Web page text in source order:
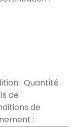
: Quantité
de
de
: